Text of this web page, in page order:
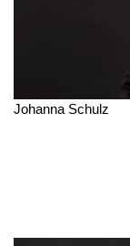
Johanna Schulz